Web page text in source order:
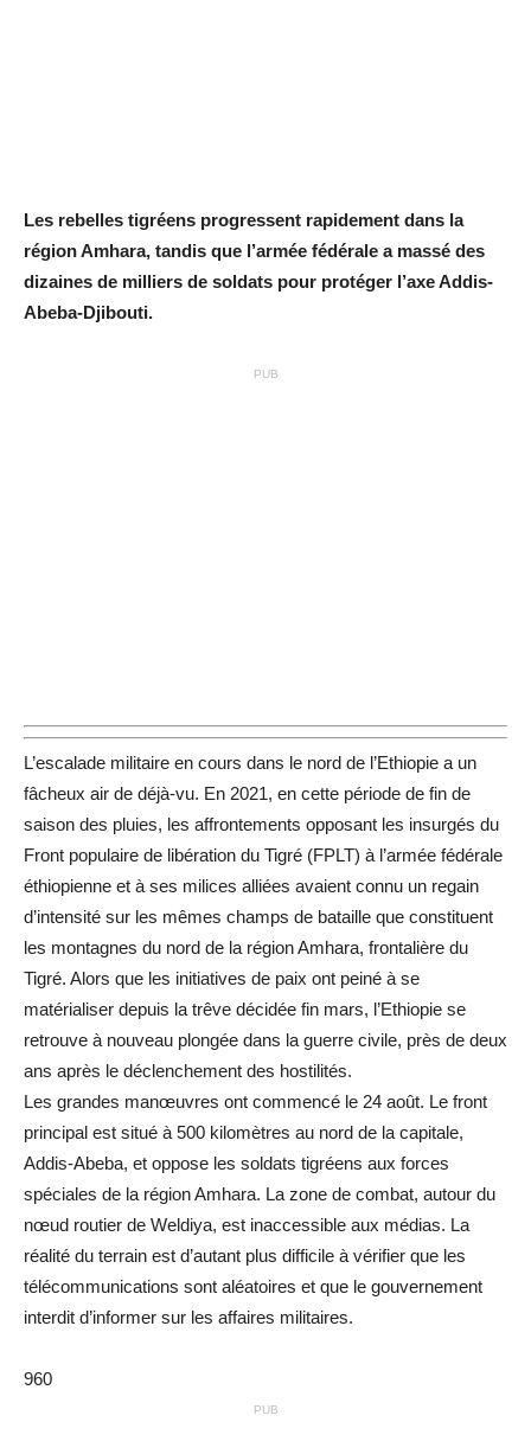
Les rebelles tigréens progressent rapidement dans la
région Amhara, tandis que l’armée fédérale a massé des
dizaines de milliers de soldats pour protéger l’axe Addis-
Abeba-Djibouti.
PUB
L’escalade militaire en cours dans le nord de l’Ethiopie a un
fâcheux air de déjà-vu. En 2021, en cette période de fin de
saison des pluies, les affrontements opposant les insurgés du
Front populaire de libération du Tigré (FPLT) à l’armée fédérale
éthiopienne et à ses milices alliées avaient connu un regain
d’intensité sur les mêmes champs de bataille que constituent
les montagnes du nord de la région Amhara, frontalière du
Tigré. Alors que les initiatives de paix ont peiné à se
matérialiser depuis la trêve décidée fin mars, l’Ethiopie se
retrouve à nouveau plongée dans la guerre civile, près de deux
ans après le déclenchement des hostilités.
Les grandes manœuvres ont commencé le 24 août. Le front
principal est situé à 500 kilomètres au nord de la capitale,
Addis-Abeba, et oppose les soldats tigréens aux forces
spéciales de la région Amhara. La zone de combat, autour du
nœud routier de Weldiya, est inaccessible aux médias. La
réalité du terrain est d’autant plus difficile à vérifier que les
télécommunications sont aléatoires et que le gouvernement
interdit d’informer sur les affaires militaires.
960
PUB